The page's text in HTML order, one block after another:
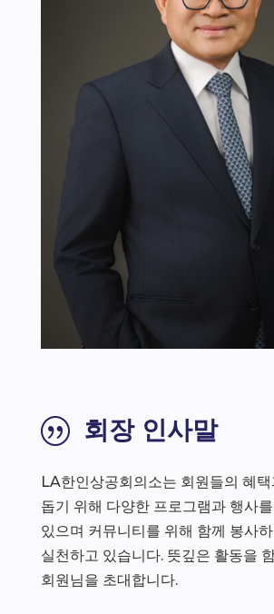
| 회장 인사말
LA한인상공회의소는 회원들의 혜
돕기 위해 다양한 프로그램과 행사
있으며 커뮤니티를 위해 함께 봉사
실천하고 있습니다. 뜻깊은 활동을
회원님을 초대합니다.